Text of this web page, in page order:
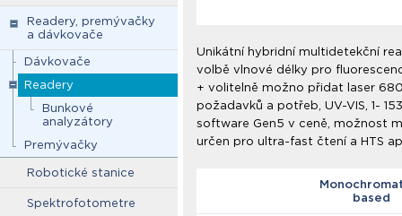
Readery, premývačky
a dávkovače
Dávkovače
Readery
Bunkové
analyzátory
Premývačky
Robotické stanice
Spektrofotometre
Unikátní hybridní multidetekční
volbě vlnové délky pro
+ volitelně možno přidat laser
požadavků a potřeb, UV-VIS, 1-
software Gen5 v ceně, možnost
určen pro ultra-fast čtení a HTS
based